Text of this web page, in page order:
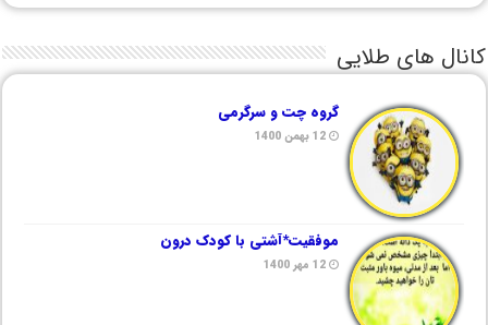
کانال های طلایی
گروه چت و سرگرمی
12 بهمن 1400
موفقیت*آشتی با کودک درون
12 مهر 1400